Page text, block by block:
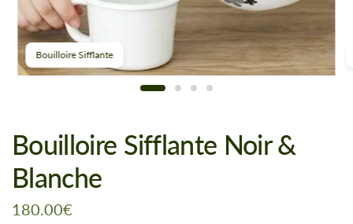
Bouilloire Sifflante
Bouilloire Sifflante Noir &
Blanche
180.00€